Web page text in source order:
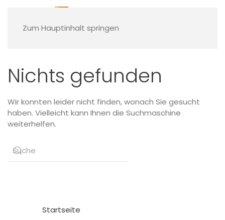
Zum Hauptinhalt springen
Nichts gefunden
Wir konnten leider nicht finden, wonach Sie gesucht
haben. Vielleicht kann Ihnen die Suchmaschine
weiterhelfen.
Startseite